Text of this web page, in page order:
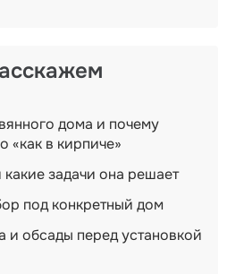
дома и почему
«как в кирпиче»
какие задачи она решает
под конкретный дом
и обсады перед установкой